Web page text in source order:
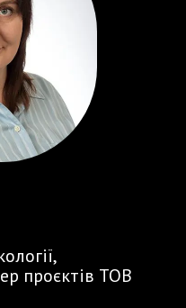
проєктів ТОВ